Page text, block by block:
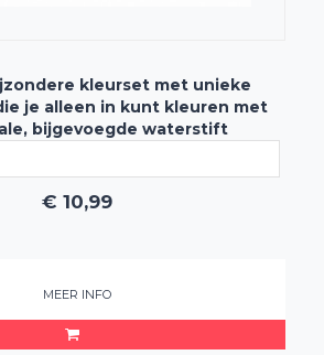
kleurset met unieke
je alleen in kunt kleuren met
bijgevoegde waterstift
€ 10,99
MEER INFO